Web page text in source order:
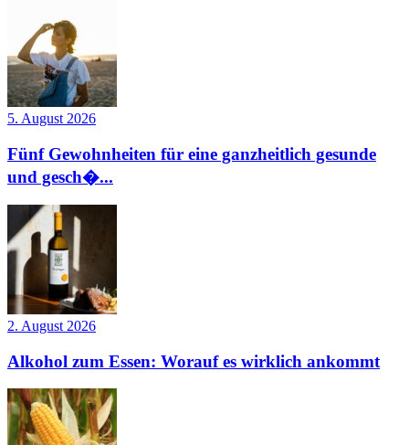
5. August 2026
Fünf Gewohnheiten für eine ganzheitlich gesunde
und gesch�...
2. August 2026
Alkohol zum Essen: Worauf es wirklich ankommt